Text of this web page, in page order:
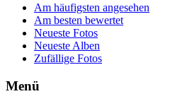
Am häufigsten angesehen
Am besten bewertet
Neueste Fotos
Neueste Alben
Zufällige Fotos
Menü